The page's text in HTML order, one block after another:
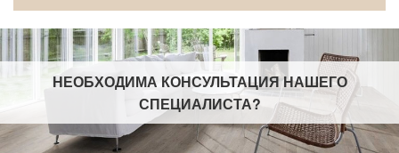
НЕОБХОДИМА КОНСУЛЬТАЦИЯ НАШЕГО
СПЕЦИАЛИСТА?